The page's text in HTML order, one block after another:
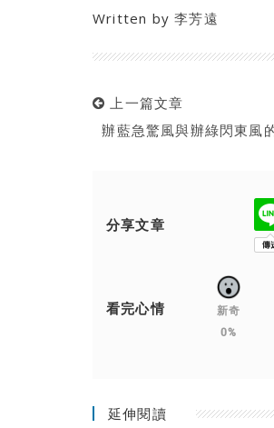
Written by李芳遠
上一篇文章
辦藍急驚風與辦綠閃東風
分享文章
看完心情
新奇
0%
延伸閱讀